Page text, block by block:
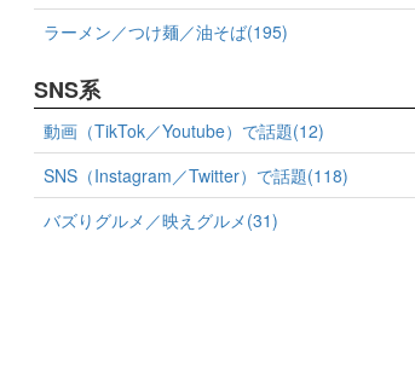
ラーメン／つけ麺／油そば(195)
SNS系
動画（TikTok／Youtube）で話題(12)
SNS（Instagram／Twitter）で話題(118)
バズりグルメ／映えグルメ(31)